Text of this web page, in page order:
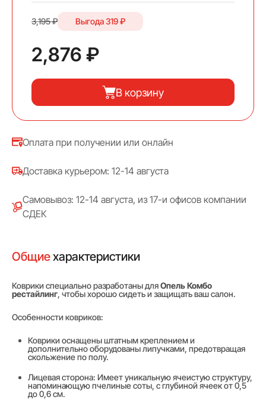
3,195 ₽ Выгода319 ₽
2,876 ₽
В корзину
Оплата при получении или онлайн
Доставка курьером: 12-14 августа
Самовывоз: 12-14 августа, из 17-и офисов компании
СДЕК
Общиехарактеристики
Коврики специально разработаны дляОпель Комбо
рестайлинг, чтобы хорошо сидеть и защищать ваш салон.
Особенности ковриков:
Коврики оснащены штатным креплением и
дополнительно оборудованы липучками, предотвращая
скольжение по полу.
Лицевая сторона: Имеет уникальную ячеистую структуру,
напоминающую пчелиные соты, с глубиной ячеек от 0,5
до 0,6 см.